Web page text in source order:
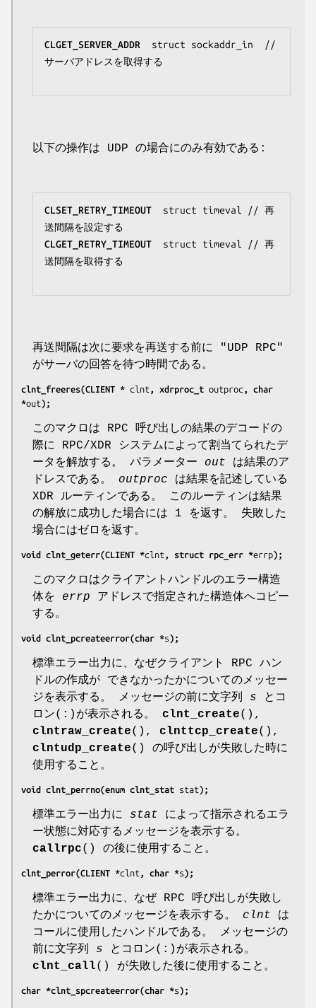
CLGET_SERVER_ADDR struct sockaddr_in
//
サーバアドレスを取得する
以下の操作は UDP の場合にのみ有効である:
CLSET_RETRY_TIMEOUT struct timeval
// 再
CLGET_RETRY_TIMEOUT
struct timeval
// 再
送間隔を取得する
再送間隔は次に要求を再送する前に "UDP RPC"
がサーバの回答を待つ時間である。
clnt_freeres(CLIENT * clnt , xdrproc_t outproc , char
*out);
このマクロは RPC 呼び出しの結果のデコードの
際に RPC/XDR システムによって割当てられたデ
ータを解放する。 パラメーター out は結果のア
ドレスである。 outproc は結果を記述している
XDR ルーティンである。 このルーティンは結果
の解放に成功した場合には 1 を返す。 失敗した
場合にはゼロを返す。
void clnt_geterr(CLIENT *clnt , struct rpc_err *errp);
このマクロはクライアントハンドルのエラー構造
体を errp アドレスで指定された構造体へコピー
する。
void clnt_pcreateerror(char *s);
標準エラー出力に、なぜクライアント RPC ハン
ドルの作成が できなかったかについてのメッセー
ジを表示する。 メッセージの前に文字列 s とコ
ロン(:)が表示される。 clnt_create(),
clntraw_create(), clnttcp_create(),
clntudp_create() の呼び出しが失敗した時に
使用すること。
void clnt_perrno(enum clnt_stat stat);
標準エラー出力に stat によって指示されるエラ
ー状態に対応するメッセージを表示する。
callrpc() の後に使用すること。
clnt_perror(CLIENT *clnt , char *s);
標準エラー出力に、なぜ RPC 呼び出しが失敗し
たかについてのメッセージを表示する。 clnt は
コールに使用したハンドルである。 メッセージの
前に文字列 s とコロン(:)が表示される。
clnt_call() が失敗した後に使用すること。
char *clnt_spcreateerror(char *s);